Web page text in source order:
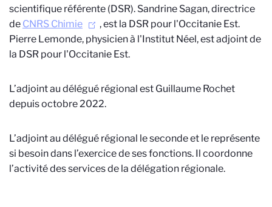
scientifique référente (DSR). Sandrine Sagan, directrice
de CNRS Chimie
, est la DSR pour l'Occitanie Est.
Pierre Lemonde, physicien à l'Institut Néel, est adjoint de
la DSR pour l'Occitanie Est.
L’adjoint au délégué régional est Guillaume Rochet
depuis octobre 2022.
L’adjoint au délégué régional le seconde et le représente
si besoin dans l’exercice de ses fonctions. Il coordonne
l’activité des services de la délégation régionale.